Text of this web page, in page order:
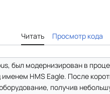
Читать Просмотр кода
был модернизирован в
HMS Eagle. После
получив